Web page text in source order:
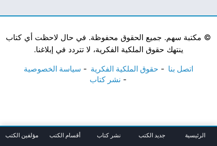
© مكتبة سهم. جميع الحقوق محفوظة. في حال لاحظت أي كتاب
ينتهك حقوق الملكية الفكرية، لا تتردد في إبلاغنا.
اتصل بنا حقوق الملكية الفكرية
سياسة الخصوصية
نشر كتاب
الرئيسية جديد الكتب نشر كتاب أقسام الكتب مؤلفين الكتب